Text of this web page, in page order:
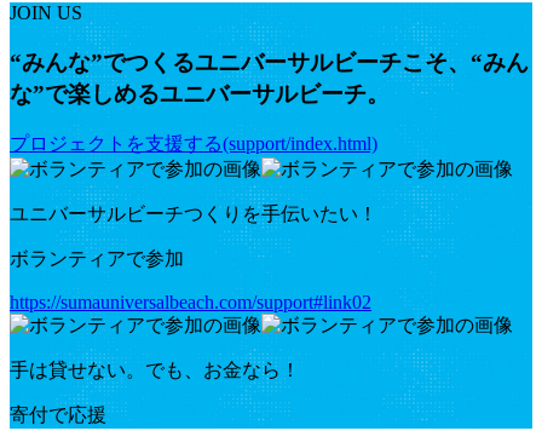
JOIN US
“みんな”でつくるユニバーサルビーチこそ、“みん
な”で楽しめるユニバーサルビーチ。
プロジェクトを支援する(support/index.html)
ユニバーサルビーチつくりを手伝いたい！
ボランティアで参加
https://sumauniversalbeach.com/support#link02
手は貸せない。でも、お金なら！
寄付で応援